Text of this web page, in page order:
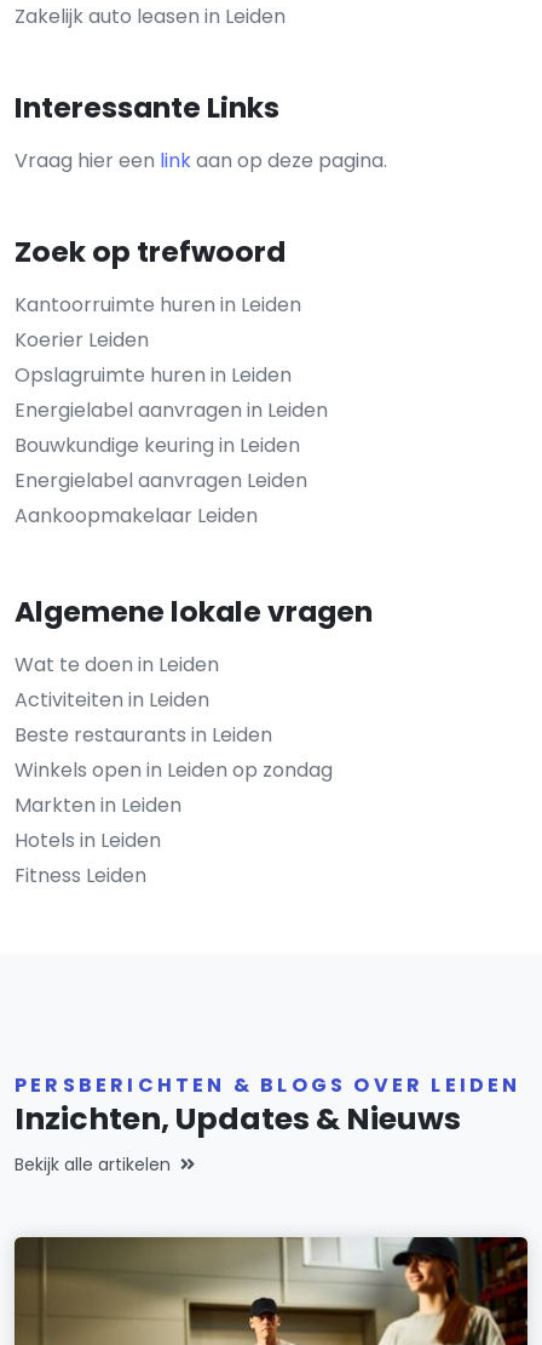
Zakelijk auto leasen in Leiden
Interessante Links
Vraag hier een linkaan op deze pagina.
Zoek op trefwoord
Kantoorruimte huren in Leiden
Koerier Leiden
Opslagruimte huren in Leiden
Energielabel aanvragen in Leiden
Bouwkundige keuring in Leiden
Energielabel aanvragen Leiden
Aankoopmakelaar Leiden
Algemene lokale vragen
Wat te doen in Leiden
Activiteiten in Leiden
Beste restaurants in Leiden
Winkels open in Leiden op zondag
Markten in Leiden
Hotels in Leiden
Fitness Leiden
PERSBERICHTEN & BLOGS OVER LEIDEN
Inzichten, Updates & Nieuws
Bekijk alle artikelen